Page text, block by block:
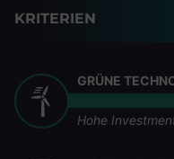
KRITERIEN
GRÜNE
Hohe